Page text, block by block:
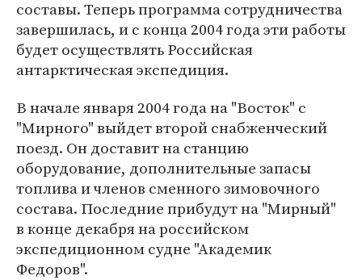
составы. Теперь программа сотрудничества
завершилась, и с конца 2004 года эти работы
будет осуществлять Российская
антарктическая экспедиция.
В начале января 2004 года на "Восток" с
"Мирного" выйдет второй снабженческий
поезд. Он доставит на станцию
оборудование, дополнительные запасы
топлива и членов сменного зимовочного
состава. Последние прибудут на "Мирный"
в конце декабря на российском
экспедиционном судне "Академик
Федоров".